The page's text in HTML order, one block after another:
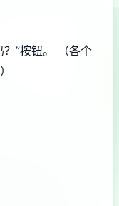
”按钮。 （各个